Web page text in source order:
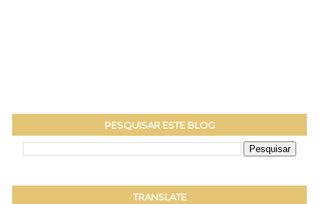
PESQUISAR ESTE BLOG
TRANSLATE